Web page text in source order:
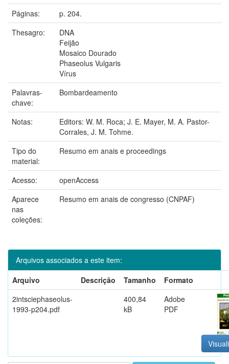
Páginas:
p. 204.
Thesagro:
DNA
Feijão
Mosaico Dourado
Phaseolus Vulgaris
Vírus
Palavras-
chave:
Bombardeamento
Notas:
Editors: W. M. Roca; J. E. Mayer, M. A. Pastor-
Corrales, J. M. Tohme.
Tipo do
material:
Resumo em anais e proceedings
Acesso:
openAccess
Aparece
nas
coleções:
Resumo em anais de congresso (CNPAF)
Arquivos associados a este item:
Arquivo
Descrição Tamanho
Formato
2intsciephaseolus-
1993-p204.pdf
400,84
kB
Adobe
PDF